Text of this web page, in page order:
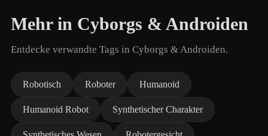
Mehr in Cyborgs & Androiden
Entdecke verwandte Tags in Cyborgs & Androiden.
Robotisch Roboter Humanoid
Humanoid Robot Synthetischer Charakter